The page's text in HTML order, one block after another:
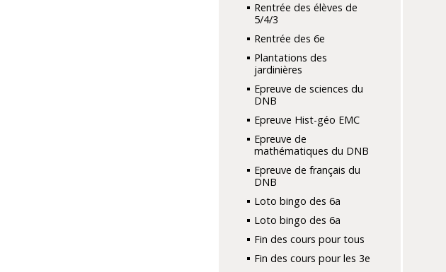
Rentrée des élèves de
5/4/3
Rentrée des 6e
Plantations des
jardinières
Epreuve de sciences du
DNB
Epreuve Hist-géo EMC
Epreuve de
mathématiques du DNB
Epreuve de français du
DNB
Loto bingo des 6a
Loto bingo des 6a
Fin des cours pour tous
Fin des cours pour les 3e